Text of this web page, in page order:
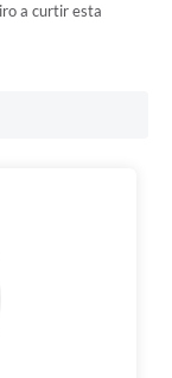
a curtir esta